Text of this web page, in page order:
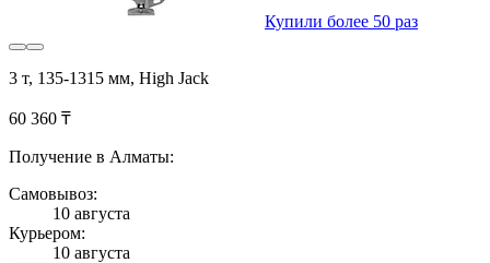
Купили более 50 раз
3 т, 135-1315 мм, High Jack
60 360 ₸
Получение в Алматы:
Самовывоз:
10 августа
Курьером:
10 августа